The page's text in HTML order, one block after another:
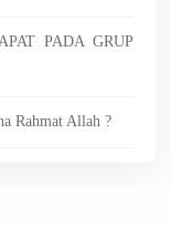
PADA GRUP
Rahmat Allah ?